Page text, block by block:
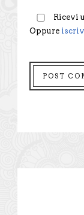
Ricevi
Oppure